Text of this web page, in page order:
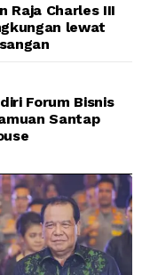
Raja Charles III
lewat
Forum Bisnis
Santap